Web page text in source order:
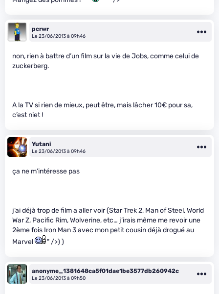
pcrwr
Le 23/06/2013 à 09h46
non, rien à battre d’un film sur la vie de Jobs, comme celui de
zuckerberg.
A la TV si rien de mieux, peut être, mais lâcher 10€ pour sa,
c’est niet !
Yutani
Le 23/06/2013 à 09h46
ça ne m’intéresse pas
j’ai déjà trop de film a aller voir (Star Trek 2, Man of Steel, World
War Z, Pacific Rim, Wolverine, etc… j’irais même me revoir une
2ème fois Iron Man 3 avec mon petit cousin déjà drogué au
Marvel
" />) )
anonyme_1381648ca5f01dae1be3577db260942c
Le 23/06/2013 à 09h50